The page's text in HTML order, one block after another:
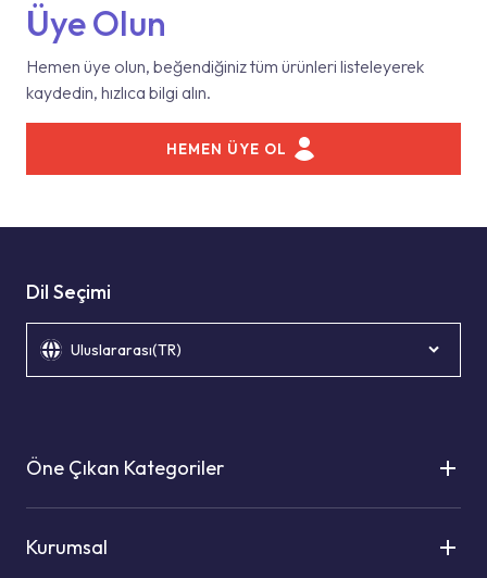
Üye Olun
Hemen üye olun, beğendiğiniz tüm ürünleri listeleyerek
kaydedin, hızlıca bilgi alın.
HEMEN ÜYE OL
Dil Seçimi
Uluslararası(TR)
Öne Çıkan Kategoriler
Kurumsal